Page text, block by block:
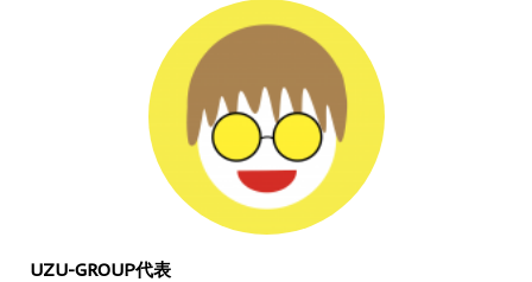
UZU-GROUP代表